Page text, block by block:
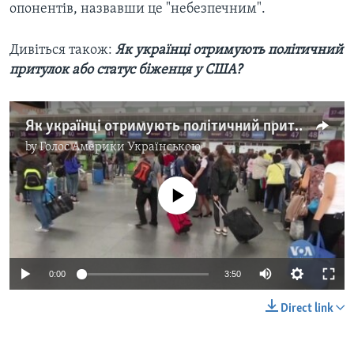
опонентів, назвавши це "небезпечним".
Дивіться також: Як українці отримують політичний
притулок або статус біженця у США?
Як українці отримують політичний притулок або статус біженця у США? Відео
byГолос Америки Українською
No media source currently available
0:00 3:50
Direct link